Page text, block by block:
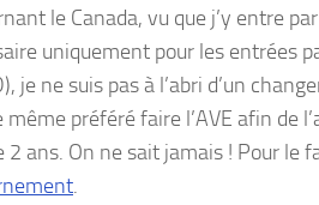
le Canada, vu que j’y entre
uniquement pour les entrées
je ne suis pas à l’abri d’un
même préféré faire l’AVE afin de
2 ans. On ne sait jamais ! Pour le
.